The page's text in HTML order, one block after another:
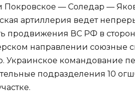
Покровское — Соледар —
артиллерия ведет
продвижения ВС РФ в
направлении союзные
Украинское командование
подразделения 10